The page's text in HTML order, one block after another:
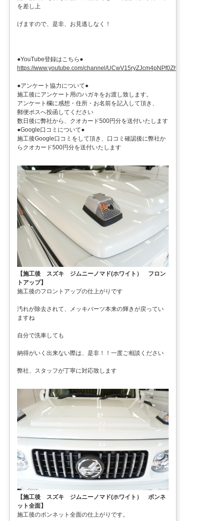
を差し上
げますので、是非、お見逃しなく！
●YouTube登録はこちら●
https://www.youtube.com/channel/UCwV15ryZJcm4pNPf0ZhXu9g
●アンケート協力について●
施工後にアンケート用のハガキをお渡し致します。
アンケート欄に感想・住所・お名前を記入して頂き、
郵便ポスへ投函してください
数日後に弊社から、クオカード500円分を送付いたします
●Google口コミについて●
施工後Google口コミをして頂き、口コミ確認後に弊社か
らクオカード500円分を送付いたします
【施工後 スズキ ジムニーノマド(ホワイト） フロン
トアップ】
施工後のフロントアップの仕上がりです
汚れが除去されて、メッキパーツ本来の輝きが戻ってい
ますね
自分で洗車しても
納得がいく出来ない際は、是非！！一度ご相談ください
弊社、スタッフが丁寧に対応致します
【施工後 スズキ ジムニーノマド(ホワイト） ボンネ
ット全面】
施工後のボンネット全面の仕上がりです。